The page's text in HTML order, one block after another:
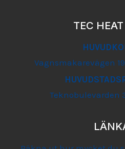
TEC
Vagnsmakarevägen
Teknobulevarden